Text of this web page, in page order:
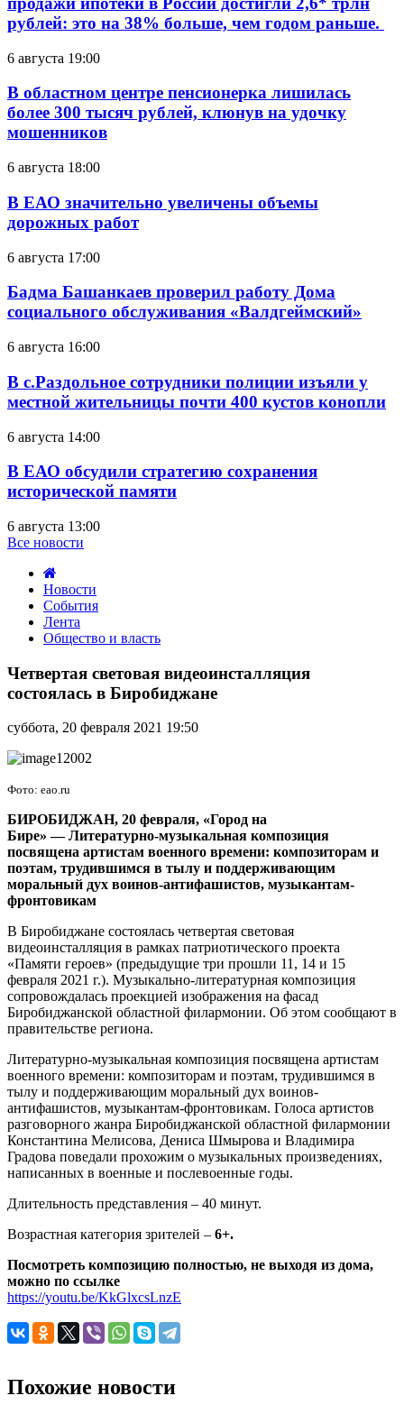
рублей: это на 38% больше, чем годом раньше.
6 августа 19:00
В областном центре пенсионерка лишилась
более 300 тысяч рублей, клюнув на удочку
мошенников
6 августа 18:00
В ЕАО значительно увеличены объемы
дорожных работ
6 августа 17:00
Бадма Башанкаев проверил работу Дома
социального обслуживания «Валдгеймский»
6 августа 16:00
В с.Раздольное сотрудники полиции изъяли у
местной жительницы почти 400 кустов конопли
6 августа 14:00
В ЕАО обсудили стратегию сохранения
исторической памяти
6 августа 13:00
Все новости
Новости
События
Лента
Общество и власть
световая
видеоинсталляция
состоялась
Биробиджане
Четвертая световая видеоинсталляция
состоялась в Биробиджане
суббота, 20 февраля 2021 19:50
Фото: eao.ru
БИРОБИДЖАН, 20 февраля, «Город на
Бире» — Литературно-музыкальная композиция
посвящена артистам военного времени: композиторам и
поэтам, трудившимся в тылу и поддерживающим
моральный дух воинов-антифашистов, музыкантам-
фронтовикам
В Биробиджане состоялась четвертая световая
видеоинсталляция в рамках патриотического проекта
«Памяти героев» (предыдущие три прошли 11, 14 и 15
февраля 2021 г.). Музыкально-литературная композиция
сопровождалась проекцией изображения на фасад
Биробиджанской областной филармонии. Об этом сообщают в
правительстве региона.
Литературно-музыкальная композиция посвящена артистам
военного времени: композиторам и поэтам, трудившимся в
тылу и поддерживающим моральный дух воинов-
антифашистов, музыкантам-фронтовикам. Голоса артистов
разговорного жанра Биробиджанской областной филармонии
Константина Мелисова, Дениса Шмырова и Владимира
Градова поведали прохожим о музыкальных произведениях,
написанных в военные и послевоенные годы.
Длительность представления – 40 минут.
Возрастная категория зрителей – 6+.
Посмотреть композицию полностью, не выходя из дома,
можно по ссылке
https://youtu.be/KkGlxcsLnzE
Похожие новости